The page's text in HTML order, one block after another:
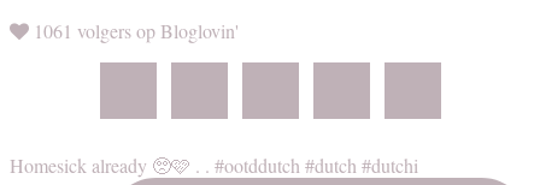
1061 volgers op Bloglovin'
Homesick already 🥺🩷 . . #ootddutch #dutch #dutchi